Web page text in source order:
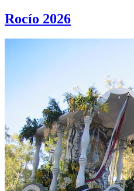
Rocío 2026